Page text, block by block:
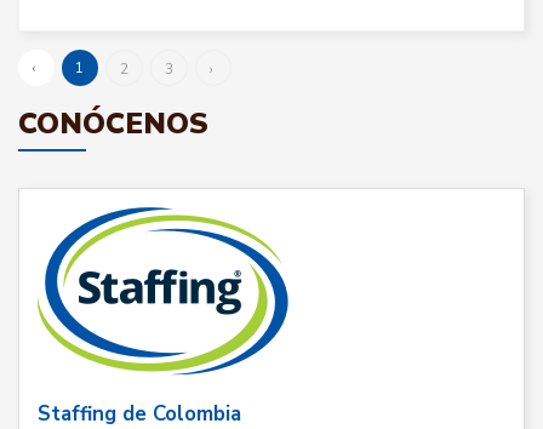
‹ 1 2 3 ›
CONÓCENOS
Staffing de Colombia